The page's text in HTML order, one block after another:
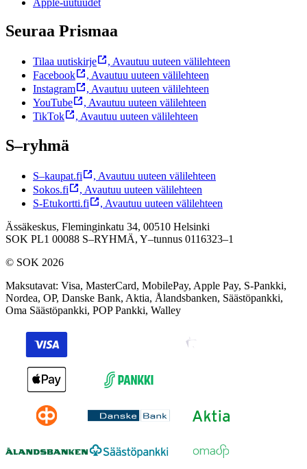
Seuraa Prismaa
Tilaa uutiskirje , Avautuu uuteen välilehteen
Facebook
, Avautuu uuteen välilehteen
Instagram
, Avautuu uuteen välilehteen
YouTube
, Avautuu uuteen välilehteen
TikTok
, Avautuu uuteen välilehteen
S–ryhmä
S–kaupat.fi , Avautuu uuteen välilehteen
Sokos.fi
, Avautuu uuteen välilehteen
S-Etukortti.fi
, Avautuu uuteen välilehteen
Ässäkeskus, Fleminginkatu 34, 00510 Helsinki
SOK PL1 00088 S–RYHMÄ, Y–tunnus 0116323–1
© SOK 2026
Maksutavat: Visa, MasterCard, MobilePay, Apple Pay, S-Pankki,
Nordea, OP, Danske Bank, Aktia, Ålandsbanken, Säästöpankki,
Oma Säästöpankki, POP Pankki, Walley